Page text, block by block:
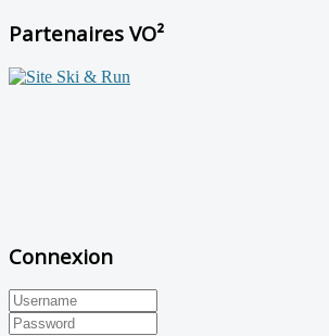
Partenaires VO²
Connexion